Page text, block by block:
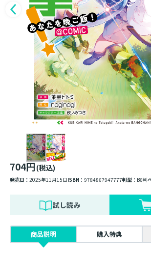
704円(税込)
発売日： 2025年11月15日ISBN： 9784867947777判型： B6判
試し読み
商品説明 購入特典